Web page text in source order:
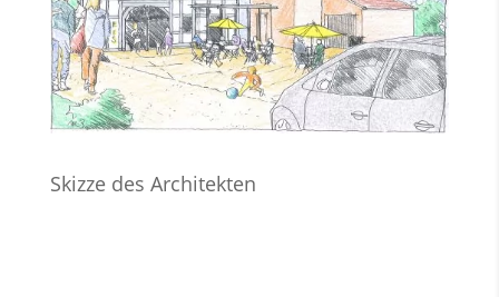
Skizze des Architekten